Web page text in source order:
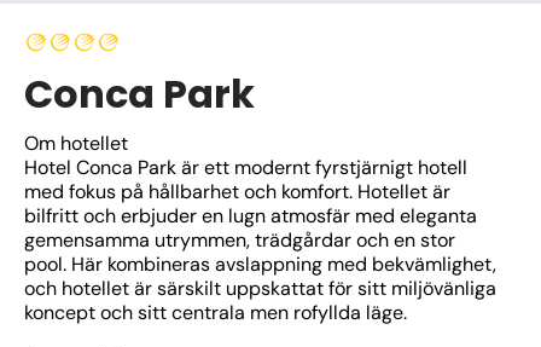
Conca Park
Om hotellet
Hotel Conca Park är ett modernt fyrstjärnigt hotell
med fokus på hållbarhet och komfort. Hotellet är
bilfritt och erbjuder en lugn atmosfär med eleganta
gemensamma utrymmen, trädgårdar och en stor
pool. Här kombineras avslappning med bekvämlighet,
och hotellet är särskilt uppskattat för sitt miljövänliga
koncept och sitt centrala men rofyllda läge.